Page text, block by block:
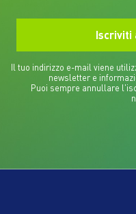
Il tuo indirizzo e-mail viene
newsletter e
Puoi sempre annullare